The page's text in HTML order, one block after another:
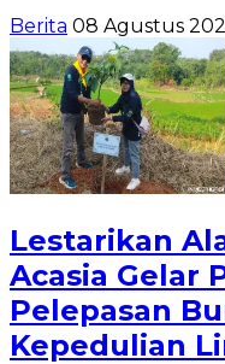
Berita 08 Agustus
Lestarikan
Acasia Gelar
Pelepasan
Kepedulian